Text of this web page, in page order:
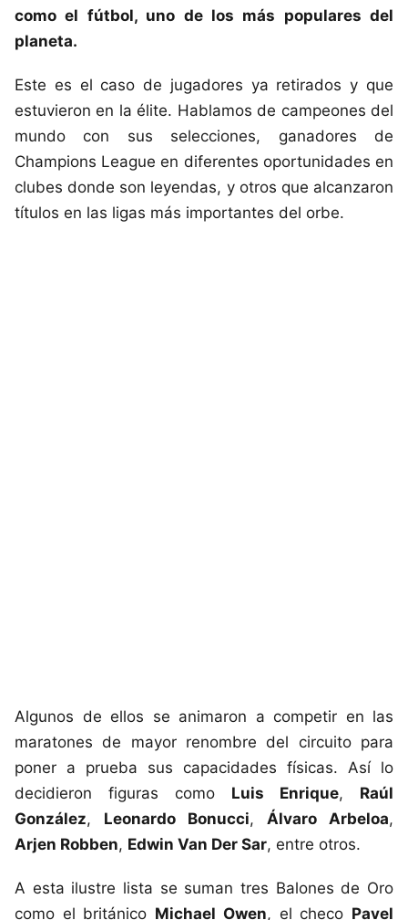
como el fútbol, uno de los más populares del
planeta.
Este es el caso de jugadores ya retirados y que
estuvieron en la élite. Hablamos de campeones del
mundo con sus selecciones, ganadores de
Champions League en diferentes oportunidades en
clubes donde son leyendas, y otros que alcanzaron
títulos en las ligas más importantes del orbe.
Algunos de ellos se animaron a competir en las
maratones de mayor renombre del circuito para
poner a prueba sus capacidades físicas. Así lo
decidieron figuras como Luis Enrique, Raúl
González, Leonardo Bonucci, Álvaro Arbeloa,
Arjen Robben, Edwin Van Der Sar, entre otros.
A esta ilustre lista se suman tres Balones de Oro
como el británico Michael Owen, el checo Pavel